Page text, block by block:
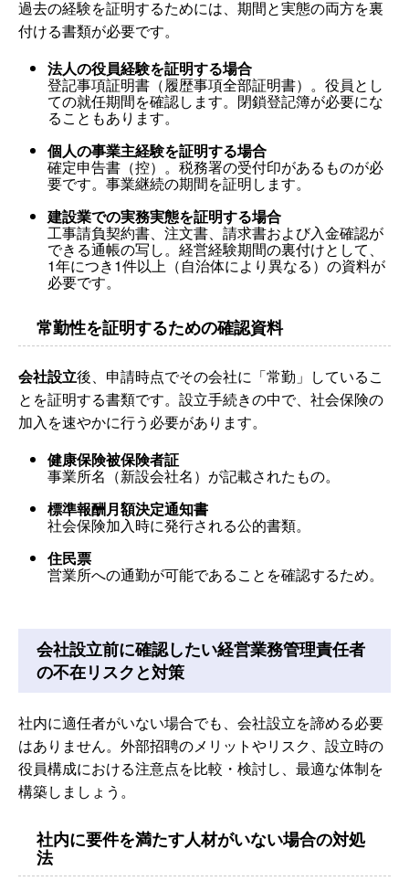
過去の経験を証明するためには、期間と実態の両方を裏
付ける書類が必要です。
法人の役員経験を証明する場合
登記事項証明書（履歴事項全部証明書）。役員とし
ての就任期間を確認します。閉鎖登記簿が必要にな
ることもあります。
個人の事業主経験を証明する場合
確定申告書（控）。税務署の受付印があるものが必
要です。事業継続の期間を証明します。
建設業での実務実態を証明する場合
工事請負契約書、注文書、請求書および入金確認が
できる通帳の写し。経営経験期間の裏付けとして、
1年につき1件以上（自治体により異なる）の資料が
必要です。
常勤性を証明するための確認資料
会社設立後、申請時点でその会社に「常勤」しているこ
とを証明する書類です。設立手続きの中で、社会保険の
加入を速やかに行う必要があります。
健康保険被保険者証
事業所名（新設会社名）が記載されたもの。
標準報酬月額決定通知書
社会保険加入時に発行される公的書類。
住民票
営業所への通勤が可能であることを確認するため。
会社設立前に確認したい経営業務管理責任者
の不在リスクと対策
社内に適任者がいない場合でも、会社設立を諦める必要
はありません。外部招聘のメリットやリスク、設立時の
役員構成における注意点を比較・検討し、最適な体制を
構築しましょう。
社内に要件を満たす人材がいない場合の対処
法